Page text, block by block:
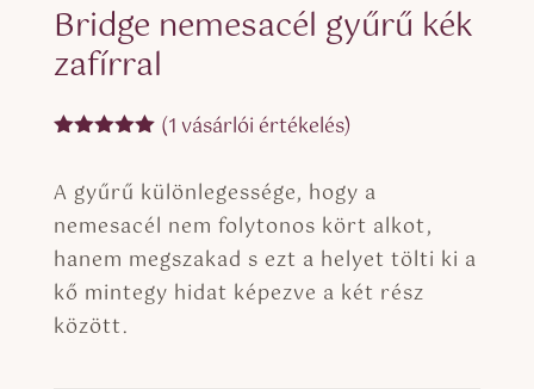
Bridge nemesacél gyűrű kék
zafírral
ből,
értékelés
alapján
(1vásárlói értékelés)
A gyűrű különlegessége, hogy a
nemesacél nem folytonos kört alkot,
hanem megszakad s ezt a helyet tölti ki a
kő mintegy hidat képezve a két rész
között.